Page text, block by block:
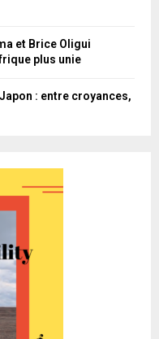
et Brice Oligui
plus unie
: entre croyances,